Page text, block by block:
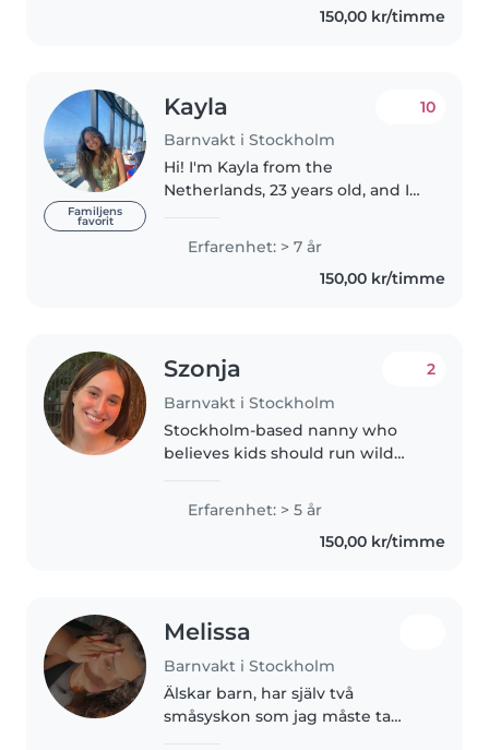
150,00 kr/timme
Familjens
favorit
Kayla
Barnvakt i Stockholm
10
Hi! I'm Kayla from the
Netherlands, 23 years old, and I
my Master's . I have had
some time (since I was 15), so I'm
Erfarenhet: > 7 år
150,00 kr/timme
Szonja
Barnvakt i Stockholm
2
Stockholm-based nanny who
believes kids should run wild
not stare at screens. I have
experience with children aged 1–
15, including an autistic child,..
Erfarenhet: > 5 år
150,00 kr/timme
Melissa
Barnvakt i Stockholm
Älskar barn, har själv två
småsyskon som jag måste ta